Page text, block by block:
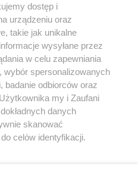
Instagram Youtube
dostęp i
urządzeniu oraz
takie jak unikalne
wysyłane przez
w celu zapewniania
wybór spersonalizowanych
badanie odbiorców oraz
my i Zaufani
danych
skanować
celów identyfikacji.